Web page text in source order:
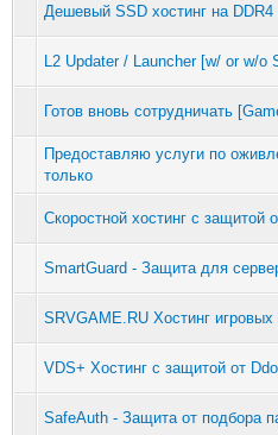
Дешевый SSD хостинг на
L2 Updater / Launcher [w/ or w/
Готов вновь сотрудничать
Предоставляю услуги по
только
Скоростной хостинг с защитой
SmartGuard - Защита для
SRVGAME.RU Хостинг
VDS+ Хостинг с защитой от
SafeAuth - Защита от подбора